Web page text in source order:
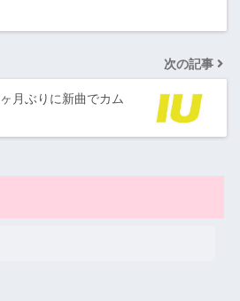
次の記事
月ぶりに新曲でカム